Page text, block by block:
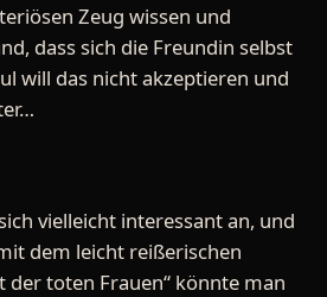
Zeug wissen und
dass sich die Freundin selbst
will das nicht akzeptieren und
vielleicht interessant an, und
dem leicht reißerischen
der toten Frauen“ könnte man